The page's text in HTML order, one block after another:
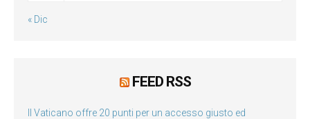
« Dic
FEED RSS
Il Vaticano offre 20 punti per un accesso giusto ed